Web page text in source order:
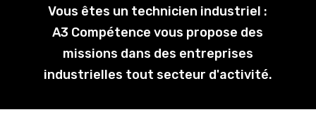
Vous êtes un technicien industriel :
A3 Compétence vous propose des
missions dans des entreprises
industrielles tout secteur d'activité.